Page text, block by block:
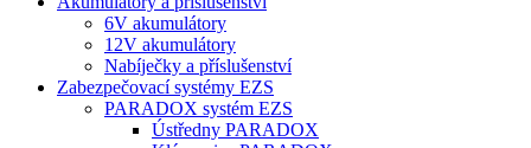
6V akumulátory
12V akumulátory
Nabíječky a příslušenství
Zabezpečovací systémy EZS
PARADOX systém EZS
Ústředny PARADOX